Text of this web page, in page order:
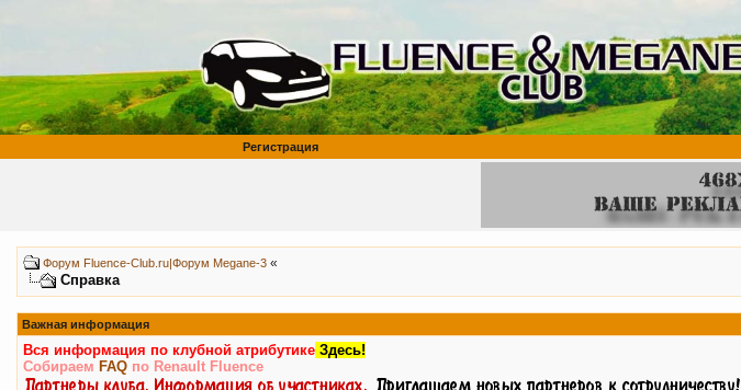
Регистрация
Форум Fluence-Club.ru|Форум Megane-3 «
Справка
Важная информация
Вся информация по клубной атрибутике Здесь!
Собираем FAQ по Renault Fluence